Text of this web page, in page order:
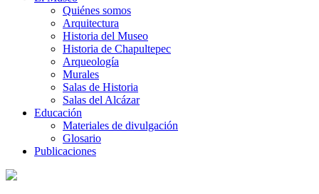
Quiénes somos
Arquitectura
Historia del Museo
Historia de Chapultepec
Arqueología
Murales
Salas de Historia
Salas del Alcázar
Educación
Materiales de divulgación
Glosario
Publicaciones